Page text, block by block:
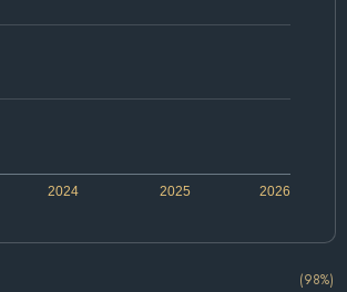
2024 2026
2025
(98%)